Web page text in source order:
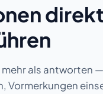
mehr als antworten
Vormerkungen